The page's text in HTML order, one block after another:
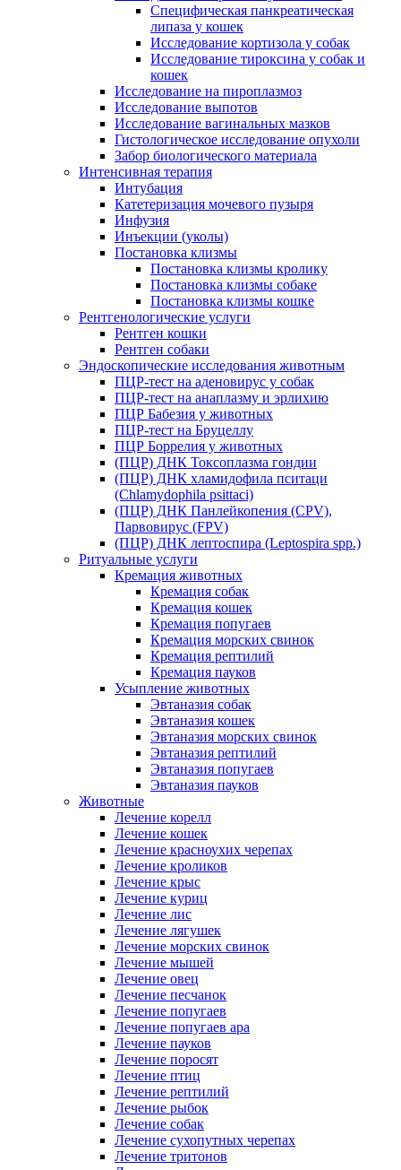
Специфическая панкреатическая
липаза у кошек
Исследование кортизола у собак
Исследование тироксина у собак и
кошек
Исследование на пироплазмоз
Исследование выпотов
Исследование вагинальных мазков
Гистологическое исследование опухоли
Забор биологического материала
Интенсивная терапия
Интубация
Катетеризация мочевого пузыря
Инфузия
Инъекции (уколы)
Постановка клизмы
Постановка клизмы кролику
Постановка клизмы собаке
Постановка клизмы кошке
Рентгенологические услуги
Рентген кошки
Рентген собаки
Эндоскопические исследования животным
ПЦР-тест на аденовирус у собак
ПЦР-тест на анаплазму и эрлихию
ПЦР Бабезия у животных
ПЦР-тест на Бруцеллу
ПЦР Боррелия у животных
(ПЦР) ДНК Токсоплазма гондии
(ПЦР) ДНК хламидофила пситаци
(Chlamydophila psittaci)
(ПЦР) ДНК Панлейкопения (CPV),
Парвовирус (FPV)
(ПЦР) ДНК лептоспира (Leptospira spp.)
Ритуальные услуги
Кремация животных
Кремация собак
Кремация кошек
Кремация попугаев
Кремация морских свинок
Кремация рептилий
Кремация пауков
Усыпление животных
Эвтаназия собак
Эвтаназия кошек
Эвтаназия морских свинок
Эвтаназия рептилий
Эвтаназия попугаев
Эвтаназия пауков
Животные
Лечение корелл
Лечение кошек
Лечение красноухих черепах
Лечение кроликов
Лечение крыс
Лечение куриц
Лечение лис
Лечение лягушек
Лечение морских свинок
Лечение мышей
Лечение овец
Лечение песчанок
Лечение попугаев
Лечение попугаев ара
Лечение пауков
Лечение поросят
Лечение птиц
Лечение рептилий
Лечение рыбок
Лечение собак
Лечение сухопутных черепах
Лечение тритонов